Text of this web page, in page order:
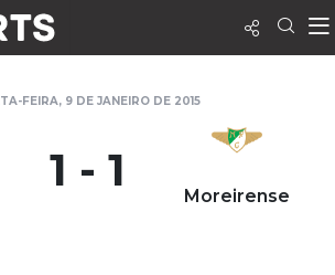
FEIRA, 9 DE JANEIRO DE 2015
1 - 1 Moreirense